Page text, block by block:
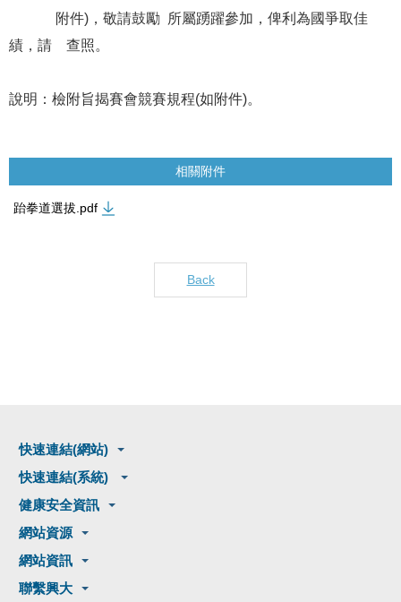
附件) ，敬請鼓勵 所屬踴躍參加，俾利為國爭取佳
績，請
查照。
說明：檢附旨揭賽會競賽規程(如附件)。
相關附件
跆拳道選拔.pdf
Back
快速連結(網站)
快速連結(系統)
健康安全資訊
網站資源
網站資訊
聯繫興大